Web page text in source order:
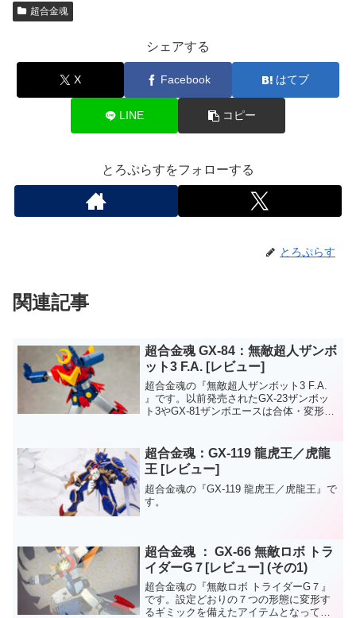
超合金魂
シェアする
X Facebook はてブ
LINE コピー
とろぷらすをフォローする
とろぷらす
関連記事
超合金魂 GX-84：無敵超人ザンボ
ット3 F.A. [レビュー]
超合金魂の『無敵超人ザンボット3 F.A.
』です。以前発売されたGX-23ザンボッ
ト3やGX-81ザンボエースは合体・変形ギ
なので遊び方の選択肢を分けられる点が
良いで...
超合金魂：GX-119 龍虎王／虎龍
王 [レビュー]
超合金魂の『GX-119 龍虎王／虎龍王』で
す。
超合金魂 ： GX-66 無敵ロボ トラ
イダーG７[レビュー] (その1)
超合金魂の『無敵ロボ トライダーG７』
です。設定どおりの７つの形態に変形す
るギミックを備えたアイテムとなってい